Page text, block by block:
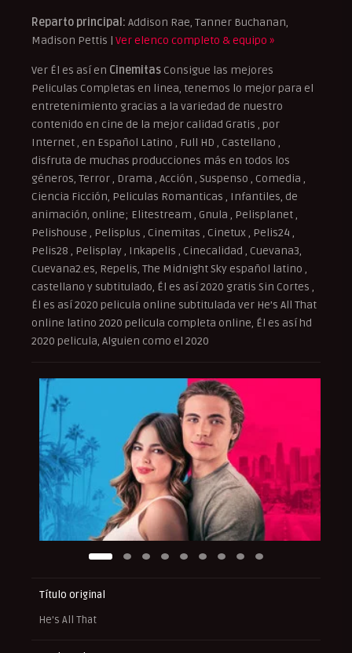
Reparto principal: Addison Rae, Tanner Buchanan,
Madison Pettis | Ver elenco completo & equipo »
Ver Él es así en Cinemitas Consigue las mejores
Peliculas Completas en linea, tenemos lo mejor para el
entretenimiento gracias a la variedad de nuestro
contenido en cine de la mejor calidad Gratis , por
Internet , en Español Latino , Full HD , Castellano ,
disfruta de muchas producciones más en todos los
géneros, Terror , Drama , Acción , Suspenso , Comedia ,
Ciencia Ficción, Peliculas Romanticas , Infantiles, de
animación, online; Elitestream , Gnula , Pelisplanet ,
Pelishouse , Pelisplus , Cinemitas , Cinetux , Pelis24 ,
Pelis28 , Pelisplay , Inkapelis , Cinecalidad , Cuevana3,
Cuevana2.es, Repelis, The Midnight Sky español latino ,
castellano y subtitulado, Él es así 2020 gratis Sin Cortes ,
Él es así 2020 pelicula online subtitulada ver He’s All That
online latino 2020 pelicula completa online, Él es así hd
2020 pelicula, Alguien como el 2020
Título original
He's All That